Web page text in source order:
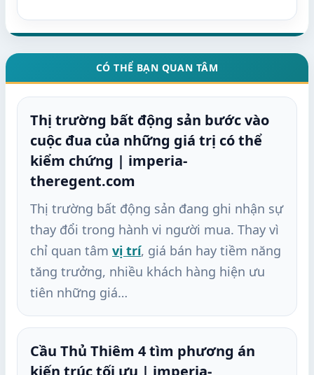
CÓ THỂ BẠN QUAN TÂM
Thị trường bất động sản bước vào
cuộc đua của những giá trị có thể
kiểm chứng | imperia-
theregent.com
Thị trường bất động sản đang ghi nhận sự
thay đổi trong hành vi người mua. Thay vì
chỉ quan tâm vị trí, giá bán hay tiềm năng
tăng trưởng, nhiều khách hàng hiện ưu
tiên những giá…
Cầu Thủ Thiêm 4 tìm phương án
kiến trúc tối ưu | imperia-